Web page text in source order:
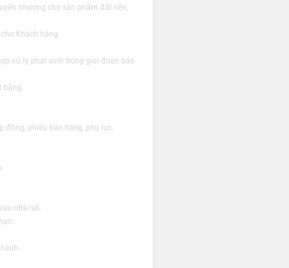
nhượng cho sản phẩm đất nền,
Khách hàng.
xử lý phát sinh trong giai đoạn bảo
bằng.
đồng, phiếu bán hàng, phụ lục.
nhà/sổ.
.